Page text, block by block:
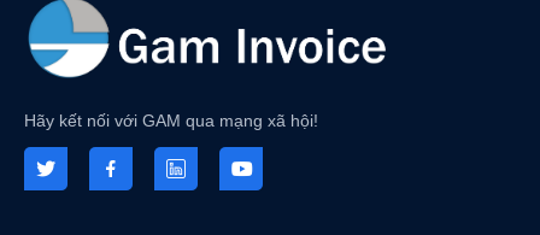
Hãy kết nối với GAM qua mạng xã hội!